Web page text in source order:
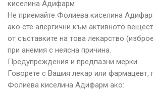
киселина Адифарм
Не приемайте Фолиева киселина
ако сте алергични към активното
от съставките на това лекарство
при анемия с неясна причина.
Предупреждения и предпазни мерки
Говорете с Вашия лекар или фармацевт,
Фолиева киселина Адифарм ако: